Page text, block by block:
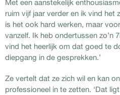
Met een aanstekelijk
ruim vijf jaar verder en ik vind het
is het ook hard werken, maar
vanzelf. Ik heb ondertussen zo’n
vind het heerlijk om dat goed te
diepgang in de gesprekken.’
Ze vertelt dat ze zich wil en kan
professioneel in te zetten. ‘Dat